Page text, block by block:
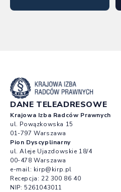
DANE TELEADRESOWE
Krajowa Izba Radców Prawnych
ul. Powązkowska 15
01-797 Warszawa
Pion Dyscyplinarny
ul. Aleje Ujazdowskie 18/4
00-478 Warszawa
e-mail: kirp@kirp.pl
Recepcja: 22 300 86 40
NIP: 5261043011